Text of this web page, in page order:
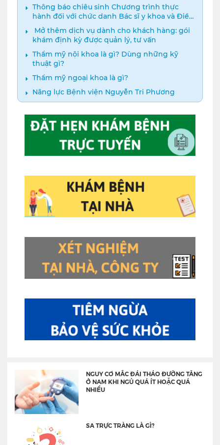
Thông báo chiêu sinh Chương trình thực
hành đối với chức danh Bác sĩ y khoa và Điều
dưỡng năm 2024
️ Mở thêm dịch vụ dành cho khách hàng: gói
khám định kỳ được quản lý, tư vấn
Thẩm mỹ nội khoa là gì? Dùng những kỹ
thuật gì?
Thẩm mỹ ngoại khoa là gì?
Năng lực Bệnh viện Nguyễn Tri Phương
NGUY CƠ MẮC ĐÁI THÁO ĐƯỜNG TĂNG
Ở NAM KHI NGỦ QUÁ ÍT HOẶC QUÁ
NHIỀU
SA TRỰC TRÀNG LÀ GÌ?